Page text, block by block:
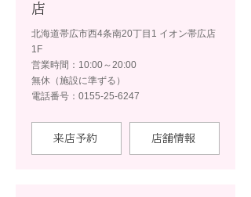
店
北海道帯広市西4条南20丁目1 イオン帯広店
1F
営業時間：10:00～20:00
無休（施設に準ずる）
電話番号：0155-25-6247
来店予約 店舗情報